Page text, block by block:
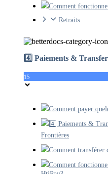
Comment
Retraits
4️⃣ Paiements &
15
Comment payer
4️⃣ Paiements &
Frontières
Comment transférer
Comment